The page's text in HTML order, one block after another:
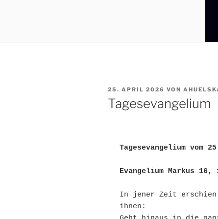
VERÖFFENTLICHT
AM
25. APRIL 2026 VON
Tagesevangelium
Tagesevangelium vom
Evangelium Markus 16,
In jener Zeit erschien
ihnen: